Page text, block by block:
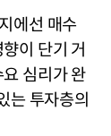
에선 매수
이 단기 거
심리가 완
는 투자층의